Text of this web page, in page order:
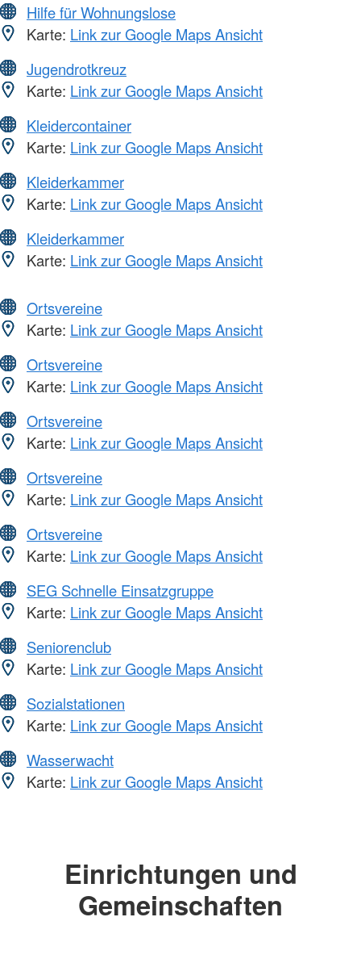
Hilfe für Wohnungslose
Karte: Link zur Google Maps Ansicht
Jugendrotkreuz
Karte: Link zur Google Maps Ansicht
Kleidercontainer
Karte: Link zur Google Maps Ansicht
Kleiderkammer
Karte: Link zur Google Maps Ansicht
Kleiderkammer
Karte: Link zur Google Maps Ansicht
Ortsvereine
Karte: Link zur Google Maps Ansicht
Ortsvereine
Karte: Link zur Google Maps Ansicht
Ortsvereine
Karte: Link zur Google Maps Ansicht
Ortsvereine
Karte: Link zur Google Maps Ansicht
Ortsvereine
Karte: Link zur Google Maps Ansicht
SEG Schnelle Einsatzgruppe
Karte: Link zur Google Maps Ansicht
Seniorenclub
Karte: Link zur Google Maps Ansicht
Sozialstationen
Karte: Link zur Google Maps Ansicht
Wasserwacht
Karte: Link zur Google Maps Ansicht
Einrichtungen und
Gemeinschaften